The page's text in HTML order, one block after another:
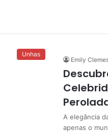
Unhas
Emily
A elegância
apenas o